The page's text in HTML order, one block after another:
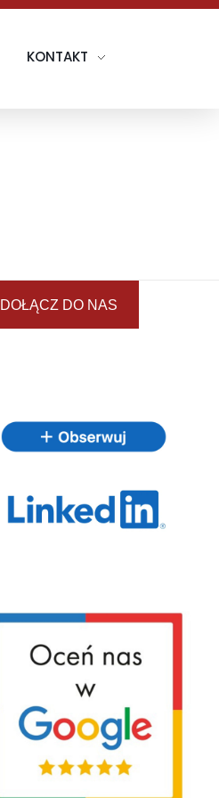
KONTAKT
DOŁĄCZ DO NAS